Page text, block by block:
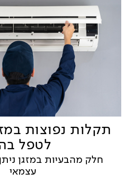
תקלות נפוצות
לטפל
חלק מהבעיות במזגן
עצמאי